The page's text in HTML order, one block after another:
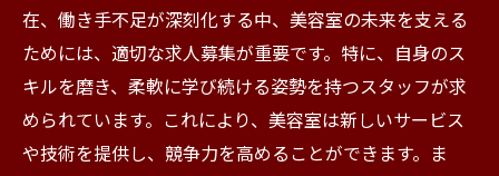
在、働き手不足が深刻化する中、美容室の未来を支える
ためには、適切な求人募集が重要です。特に、自身のス
キルを磨き、柔軟に学び続ける姿勢を持つスタッフが求
められています。これにより、美容室は新しいサービス
や技術を提供し、競争力を高めることができます。ま